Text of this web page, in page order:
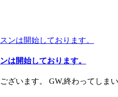
は開始しております。
ざいます。 GW,終わってし